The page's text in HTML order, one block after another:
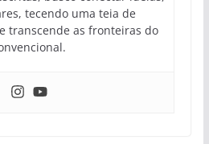
tecendo uma teia de
transcende as fronteiras do